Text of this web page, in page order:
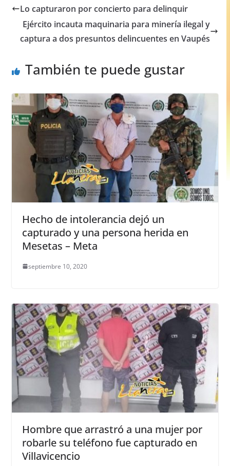
e
b
o
k
s
A
p
e
n
g
e
Lo capturaron por concierto para delinquir
Ejército incauta maquinaria para minería ilegal y
captura a dos presuntos delincuentes en Vaupés
También te puede gustar
Hecho de intolerancia dejó un
capturado y una persona herida en
Mesetas – Meta
septiembre 10, 2020
Hombre que arrastró a una mujer por
robarle su teléfono fue capturado en
Villavicencio